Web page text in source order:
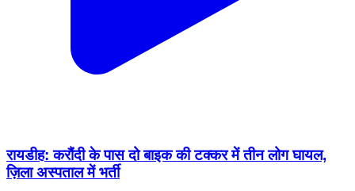
रायडीह: करौंदी के पास दो बाइक की टक्कर में तीन लोग घायल,
ज़िला अस्पताल में भर्ती